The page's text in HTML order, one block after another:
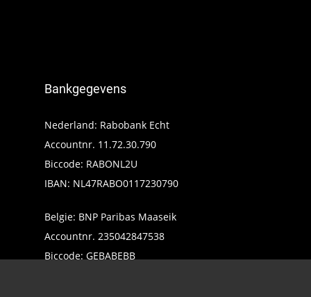
Bankgegevens
Nederland: Rabobank Echt
Accountnr. 11.72.30.790
Biccode: RABONL2U
IBAN: NL47RABO0117230790
Belgie: BNP Paribas Maaseik
Accountnr. 235042847538
Biccode: GEBABEBB